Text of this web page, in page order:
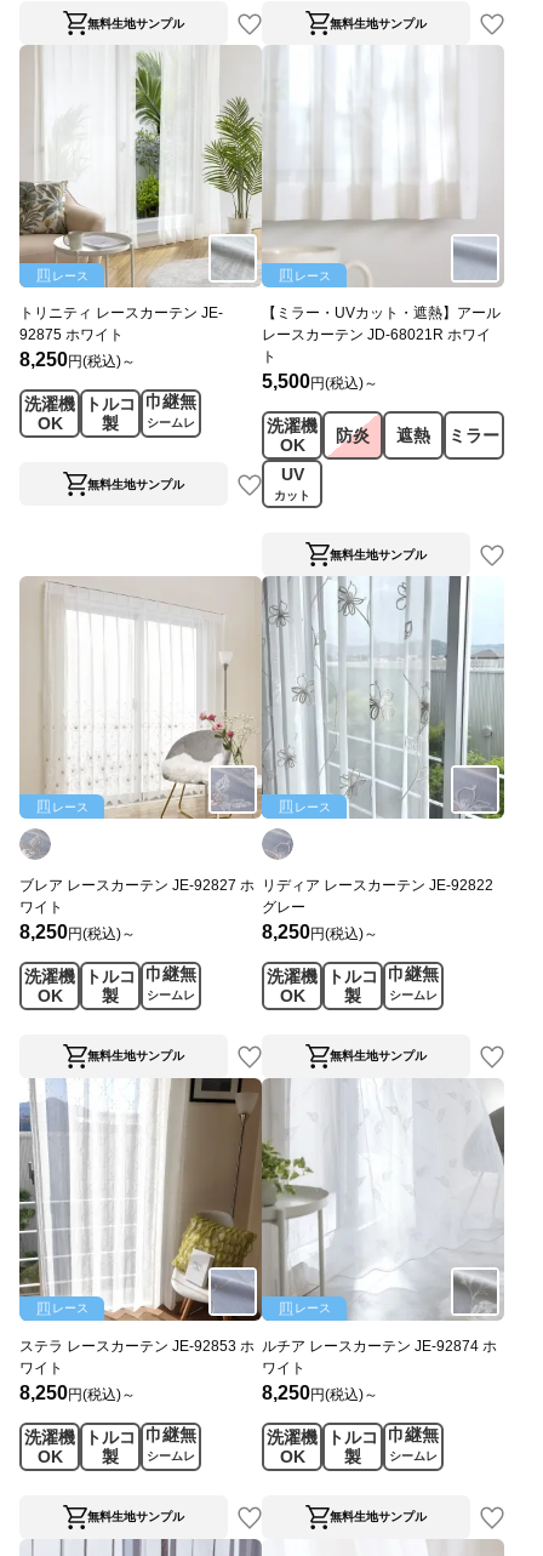
無料生地サンプル 無料生地サンプル
レース
トリニティ レースカーテン JE-
92875 ホワイト
8,250円(税込)～
洗濯機
OK
トルコ
製
巾継無
シームレ
ス
無料生地サンプル
レース
【ミラー・UVカット・遮熱】アール
レースカーテン JD-68021R ホワイ
ト
5,500円(税込)～
洗濯機
OK
防炎 遮熱
ミラー
UV
カット
無料生地サンプル
レース
ブレア レースカーテン JE-92827 ホ
ワイト
8,250円(税込)～
洗濯機
OK
トルコ
製
巾継無
シームレ
ス
無料生地サンプル
レース
リディア レースカーテン JE-92822
グレー
8,250円(税込)～
洗濯機
OK
トルコ
製
巾継無
シームレ
ス
無料生地サンプル
レース
ステラ レースカーテン JE-92853 ホ
ワイト
8,250円(税込)～
洗濯機
OK
トルコ
製
巾継無
シームレ
ス
無料生地サンプル
レース
ルチア レースカーテン JE-92874 ホ
ワイト
8,250円(税込)～
洗濯機
OK
トルコ
製
巾継無
シームレ
ス
無料生地サンプル